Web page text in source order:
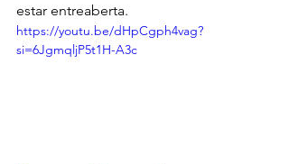
estar entreaberta.
https://youtu.be/dHpCgph4vag?
si=6JgmqljP5t1H-A3c